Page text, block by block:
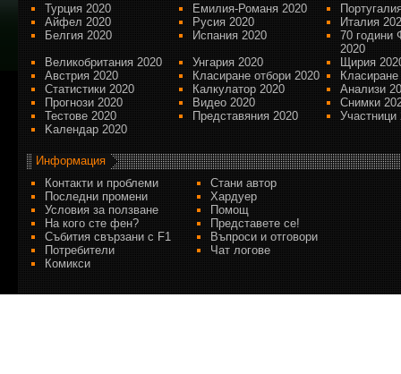
Турция 2020
Емилия-Романя 2020
Айфел 2020
Русия 2020
Италия
Белгия 2020
Испания 2020
70 години
2020
Великобритания 2020
Унгария 2020
Щирия
Австрия 2020
Класиране отбори 2020
Статистики 2020
Калкулатор 2020
Анализи
Прогнози 2020
Видео 2020
Снимки
Тестове 2020
Представяния 2020
Участници
Kалендар 2020
Информация
Контакти и проблеми
Стани автор
Последни промени
Хардуер
Условия за ползване
Помощ
На кого сте фен?
Представете се!
Събития свързани с F1
Въпроси и отговори
Потребители
Чат логове
Комикси